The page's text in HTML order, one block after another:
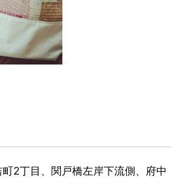
2丁目、関戸橋左岸下流側、府中